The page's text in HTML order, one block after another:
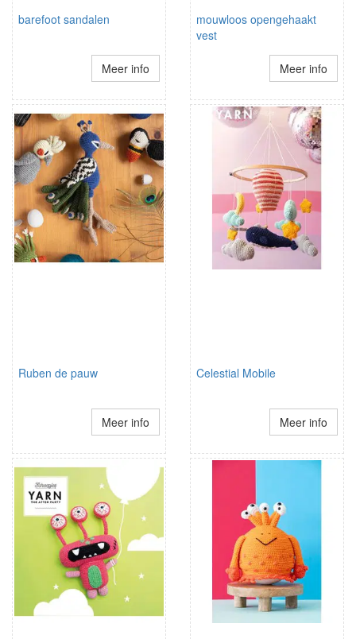
barefoot sandalen
Meer info
mouwloos opengehaakt
vest
Meer info
Ruben de pauw
Meer info
Celestial Mobile
Meer info